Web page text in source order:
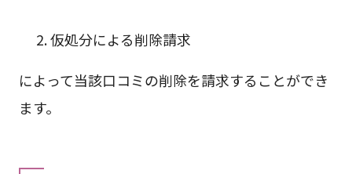
仮処分による削除請求
によって当該口コミの削除を請求することができ
ます。